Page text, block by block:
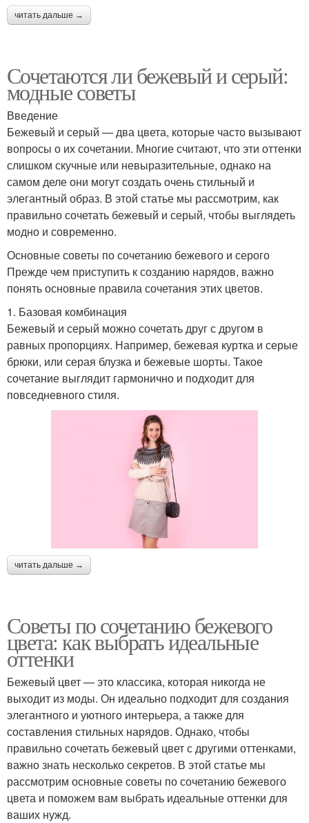
читать дальше →
Сочетаются ли бежевый и серый:
модные советы
Введение
Бежевый и серый — два цвета, которые часто вызывают
вопросы о их сочетании. Многие считают, что эти оттенки
слишком скучные или невыразительные, однако на
самом деле они могут создать очень стильный и
элегантный образ. В этой статье мы рассмотрим, как
правильно сочетать бежевый и серый, чтобы выглядеть
модно и современно.
Основные советы по сочетанию бежевого и серого
Прежде чем приступить к созданию нарядов, важно
понять основные правила сочетания этих цветов.
1. Базовая комбинация
Бежевый и серый можно сочетать друг с другом в
равных пропорциях. Например, бежевая куртка и серые
брюки, или серая блузка и бежевые шорты. Такое
сочетание выглядит гармонично и подходит для
повседневного стиля.
читать дальше →
Советы по сочетанию бежевого
цвета: как выбрать идеальные
оттенки
Бежевый цвет — это классика, которая никогда не
выходит из моды. Он идеально подходит для создания
элегантного и уютного интерьера, а также для
составления стильных нарядов. Однако, чтобы
правильно сочетать бежевый цвет с другими оттенками,
важно знать несколько секретов. В этой статье мы
рассмотрим основные советы по сочетанию бежевого
цвета и поможем вам выбрать идеальные оттенки для
ваших нужд.